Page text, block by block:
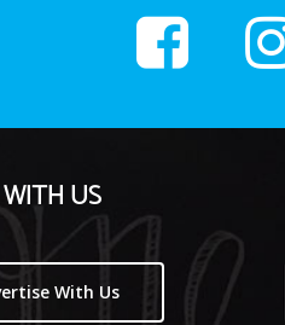
US
With Us